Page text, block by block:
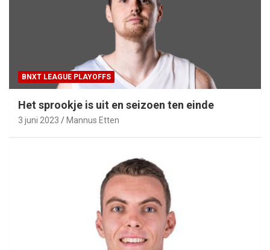
BNXT LEAGUE PLAYOFFS
Het sprookje is uit en seizoen ten einde
3 juni 2023 Mannus Etten